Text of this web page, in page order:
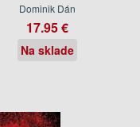
Dominik Dán
17.95 €
Na sklade